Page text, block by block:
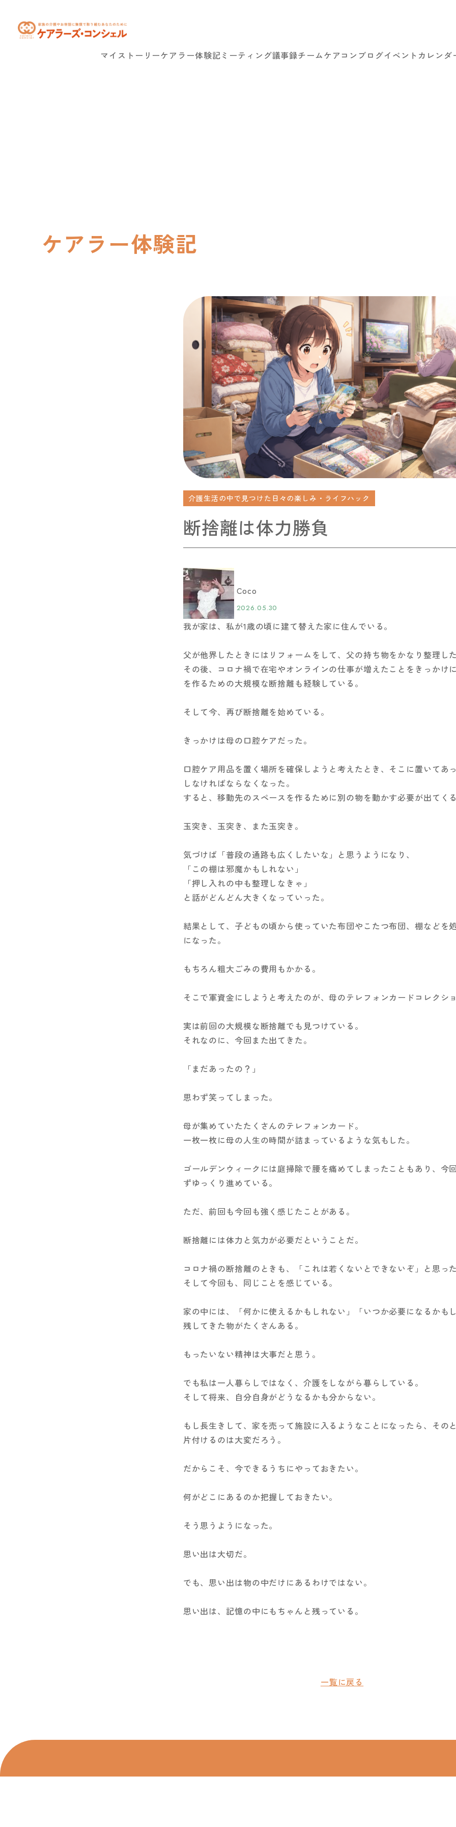
マイストーリーケアラー体験記ミーティング議事録チームケアコン ブログイベントカレンダ
ケアラー体験記
介護生活の中で見つけた日々の楽しみ・ライフハック
断捨離は体力勝負
Coco
2026.05.30
我が家は、私が1歳の頃に建て替えた家に住んでいる。
父が他界したときにはリフォームをして、父の持ち物をかなり整理した
その後、コロナ禍で在宅やオンラインの仕事が増えたことをきっかけ
を作るための大規模な断捨離も経験している。
そして今、再び断捨離を始めている。
きっかけは母の口腔ケアだった。
口腔ケア用品を置く場所を確保しようと考えたとき、そこに置いてあ
しなければならなくなった。
すると、移動先のスペースを作るために別の物を動かす必要が出てくる
玉突き、玉突き、また玉突き。
気づけば「普段の通路も広くしたいな」と思うようになり、
「この棚は邪魔かもしれない」
「押し入れの中も整理しなきゃ」
と話がどんどん大きくなっていった。
結果として、子どもの頃から使っていた布団やこたつ布団、棚などを
になった。
もちろん粗大ごみの費用もかかる。
そこで軍資金にしようと考えたのが、母のテレフォンカードコレクシ
実は前回の大規模な断捨離でも見つけている。
それなのに、今回また出てきた。
「まだあったの？」
思わず笑ってしまった。
母が集めていたたくさんのテレフォンカード。
一枚一枚に母の人生の時間が詰まっているような気もした。
ゴールデンウィークには庭掃除で腰を痛めてしまったこともあり、今
ずゆっくり進めている。
ただ、前回も今回も強く感じたことがある。
断捨離には体力と気力が必要だということだ。
コロナ禍の断捨離のときも、「これは若くないとできないぞ」と思った
そして今回も、同じことを感じている。
家の中には、「何かに使えるかもしれない」「いつか必要になるかも
残してきた物がたくさんある。
もったいない精神は大事だと思う。
でも私は一人暮らしではなく、介護をしながら暮らしている。
そして将来、自分自身がどうなるかも分からない。
もし長生きして、家を売って施設に入るようなことになったら、その
片付けるのは大変だろう。
だからこそ、今できるうちにやっておきたい。
何がどこにあるのか把握しておきたい。
そう思うようになった。
思い出は大切だ。
でも、思い出は物の中だけにあるわけではない。
思い出は、記憶の中にもちゃんと残っている。
一覧に戻る